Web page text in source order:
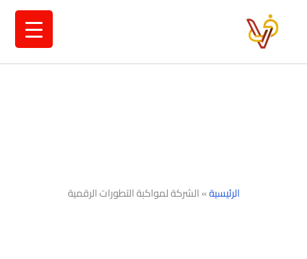
الرئيسية»الشركة لمواكبة التطورات الرقمية